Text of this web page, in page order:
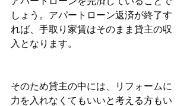
しょう。アパートローン返済が終了す
れば、手取り家賃はそのまま貸主の収
入となります。
そのため貸主の中には、リフォームに
力を入れなくてもいいと考える方もい